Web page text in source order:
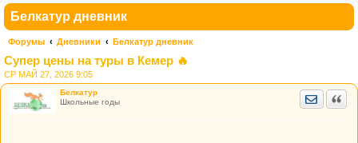
Белкатур дневник
Форумы Дневники Белкатур дневник
Супер цены на туры в Кемер 🔥
СР МАЙ 27, 2026 9:05
Белкатур
Школьные годы